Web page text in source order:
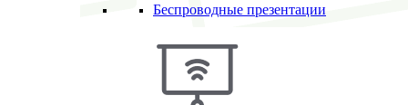
Беспроводные презентации